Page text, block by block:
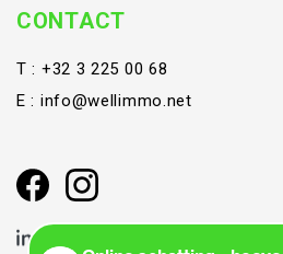
CONTACT
T : +32 3 225 00 68
E : info@wellimmo.net